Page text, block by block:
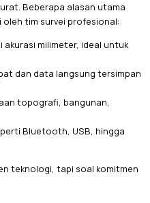
Beberapa alasan utama
tim survei profesional:
akurasi milimeter, ideal untuk
dan data langsung tersimpan
topografi, bangunan,
Bluetooth, USB, hingga
teknologi, tapi soal komitmen